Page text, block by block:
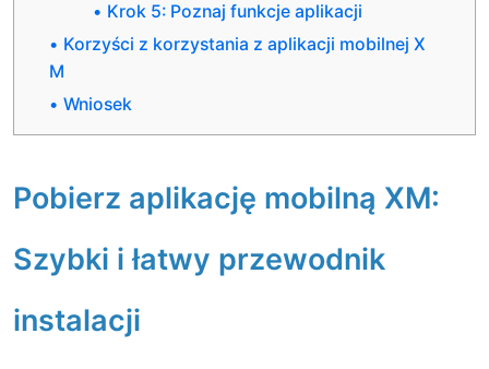
Krok 5: Poznaj funkcje aplikacji
Korzyści z korzystania z aplikacji mobilnej X
M
Wniosek
Pobierz aplikację mobilną XM:
Szybki i łatwy przewodnik
instalacji